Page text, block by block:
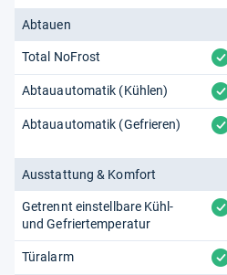
Abtauen
Total NoFrost
Abtauautomatik (Kühlen)
Abtauautomatik (Gefrieren)
Ausstattung & Komfort
Getrennt einstellbare Kühl-
und Gefriertemperatur
Türalarm